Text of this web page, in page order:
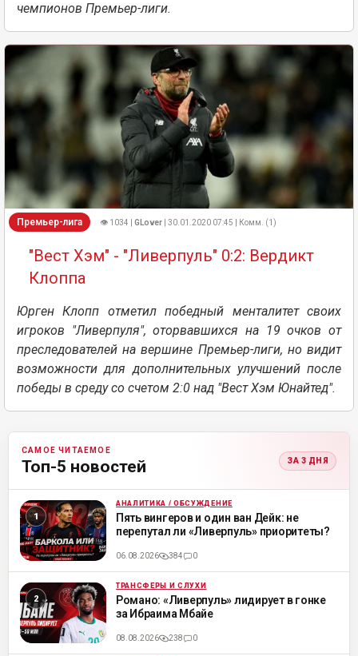
чемпионов Премьер-лиги.
Премьер-лига 👁 1034 | GLover | 30.01.2020 07:45 | Комм. (1)
"Вест Хэм" - "Ливерпуль" 0:2: Вердикт
Клоппа
Юрген Клопп отметил победный менталитет своих
игроков "Ливерпуля", оторвавшихся на 19 очков от
преследователей на вершине Премьер-лиги, но видит
возможности для дополнительных улучшений после
победы в среду со счетом 2:0 над "Вест Хэм Юнайтед".
САМОЕ ЧИТАЕМОЕ
Топ-5 новостей ЗА 3 ДНЯ
ML АНАЛИТИКА / ОБСУЖДЕНИЕ
Пять вингеров и один ван Дейк: не
перепутал ли «Ливерпуль» приоритеты?
06.08.2026 384 0
ML ТРАНСФЕРЫ И СЛУХИ
Романо: «Ливерпуль» лидирует в гонке
за Ибраима Мбайе
08.08.2026 238 0